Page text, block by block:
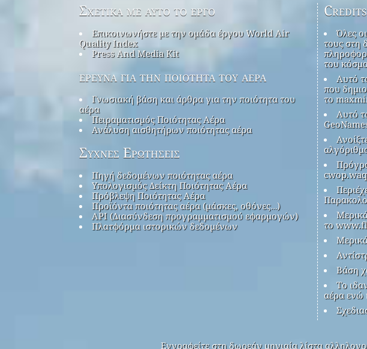
Σχετικά με αυτό το έργο
Επικοινωνήστε με την ομάδα έργου World Air
Quality Index
Press And Media Kit
έρευνα για την ποιότητα του αέρα
Γνωσιακή βάση και άρθρα για την ποιότητα του
αέρα
Πειραματισμός Ποιότητας Αέρα
Ανάλυση αισθητήρων ποιότητας αέρα
Συχνές Ερωτήσεις
Πηγή δεδομένων ποιότητας αέρα
Υπολογισμός Δείκτη Ποιότητας Αέρα
Πρόβλεψη Ποιότητας Αέρα
Προϊόντα ποιότητας αέρα (μάσκες, οθόνες…)
API (Διασύνδεση προγραμματισμού εφαρμογών)
Πλατφόρμα ιστορικών δεδομένων
Credits
Όλες
τους στη
του
Αυτό
που
το
Αυτό
το
Βάση
Το
αέρα ενώ
Εγγραφείτε στη δωρεάν μηνιαία λίστα